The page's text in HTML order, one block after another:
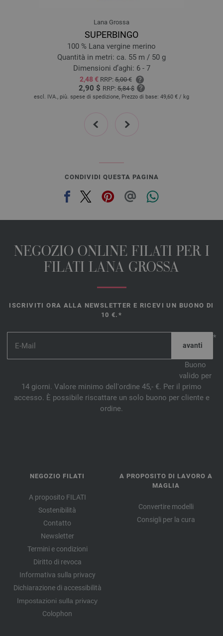
Lana Grossa
SUPERBINGO
100 % Lana vergine merino
Quantità in metri: ca. 55 m / 50 g
Dimensioni d’aghi: 6 - 7
2,48 € RRP:5,00 €
2,90 $ RRP:5,84 $
escl. IVA., più. spese di spedizione, Prezzo di base: 49,60 € / kg
prev next
CONDIVIDI QUESTA PAGINA
NEGOZIO ONLINE FILATI PER I
FILATI LANA GROSSA
ISCRIVITI ORA ALLA NEWSLETTER E RICEVI UN BUONO DI
10 €.*
*
Buono
valido per
14 giorni. Valore minimo dell'ordine 45,- €. Per il primo
accesso. È possibile riscattare un solo buono per cliente e
ordine.
NEGOZIO FILATI
A proposito FILATI
Sostenibilità
Contatto
Newsletter
Termini e condizioni
Diritto di revoca
Informativa sulla privacy
Dichiarazione di accessibilità
Impostazioni sulla privacy
Colophon
A PROPOSITO DI LAVORO A
MAGLIA
Convertire modelli
Consigli per la cura